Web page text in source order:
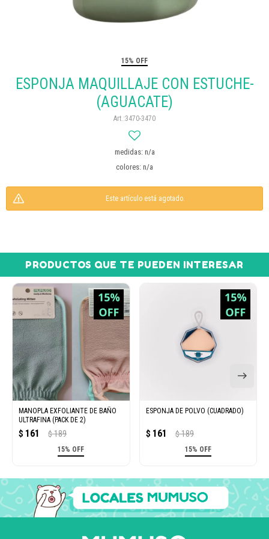
15% OFF
ESPONJA MAQUILLAJE CON ESTUCHE-
(AGUACATE)
3470-3470
medidas: n/a
colores: n/a
Este artículo está agotado.
PRODUCTOS QUE TE PUEDEN INTERESAR
MANOPLA EXFOLIANTE DE BAÑO
ULTRAFINA (PACK DE 2)
$ 161 $ 189
15% OFF
ESPONJA DE POLVO (CUADRADO)
$ 161 $ 189
15% OFF